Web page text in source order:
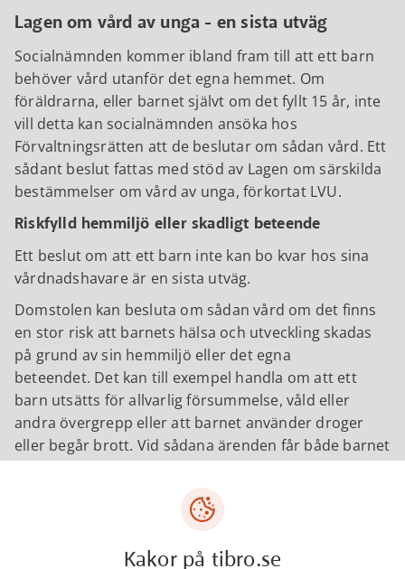
Lagen om vård av unga - en sista utväg
Socialnämnden kommer ibland fram till att ett barn
behöver vård utanför det egna hemmet. Om
föräldrarna, eller barnet självt om det fyllt 15 år, inte
vill detta kan socialnämnden ansöka hos
Förvaltningsrätten att de beslutar om sådan vård. Ett
sådant beslut fattas med stöd av Lagen om särskilda
bestämmelser om vård av unga, förkortat LVU.
Riskfylld hemmiljö eller skadligt beteende
Ett beslut om att ett barn inte kan bo kvar hos sina
vårdnadshavare är en sista utväg.
Domstolen kan besluta om sådan vård om det finns
en stor risk att barnets hälsa och utveckling skadas
på grund av sin hemmiljö eller det egna
beteendet. Det kan till exempel handla om att ett
barn utsätts för allvarlig försummelse, våld eller
andra övergrepp eller att barnet använder droger
eller begår brott. Vid sådana ärenden får både barnet
Vårdnadshavare får ge sin syn i domstolen
Domstolen granskar alltid socialtjänstens utredning
Kakor på tibro.se